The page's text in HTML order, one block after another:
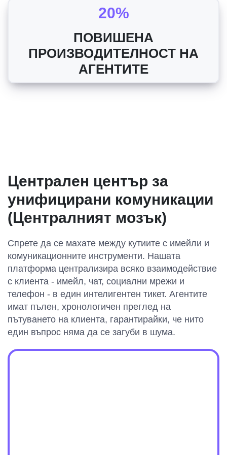
20%
ПОВИШЕНА
ПРОИЗВОДИТЕЛНОСТ НА
АГЕНТИТЕ
Централен център за
унифицирани комуникации
(Централният мозък)
Спрете да се махате между кутиите с имейли и
комуникационните инструменти. Нашата
платформа централизира всяко взаимодействие
с клиента - имейл, чат, социални мрежи и
телефон - в един интелигентен тикет. Агентите
имат пълен, хронологичен преглед на
пътуването на клиента, гарантирайки, че нито
един въпрос няма да се загуби в шума.